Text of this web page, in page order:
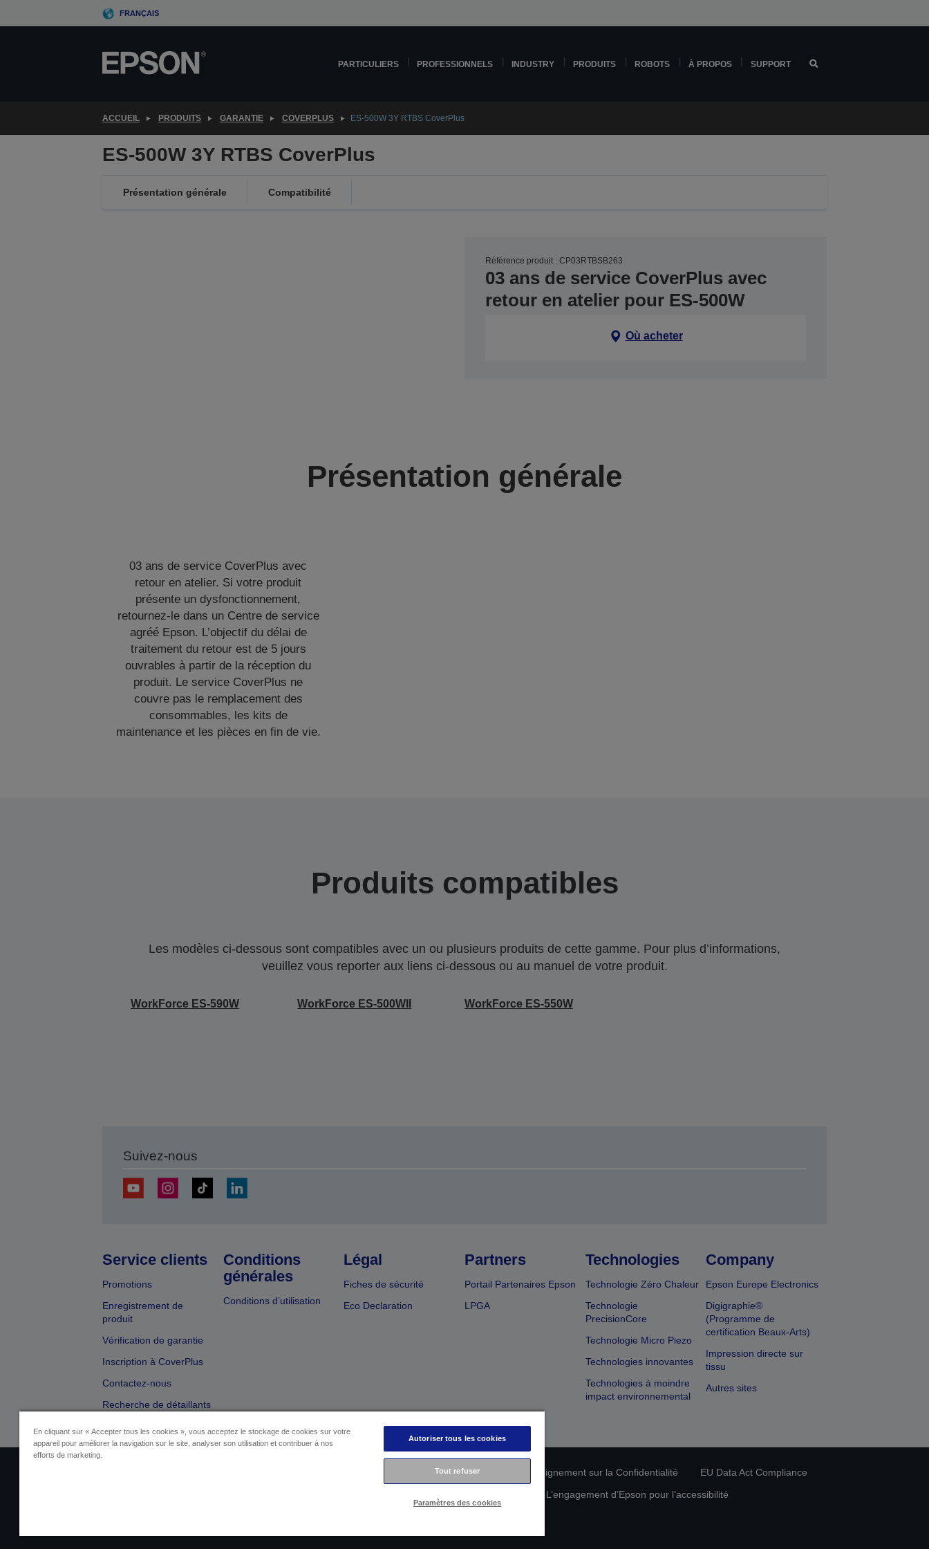
to
FRANÇAIS
PARTICULIERS PROFESSIONNELS INDUSTRY PRODUITS ROBOTS À PROPOS SUPPORT
ACCUEIL PRODUITS GARANTIE COVERPLUS ES-500W 3Y RTBS CoverPlus
ES-500W 3Y RTBS CoverPlus
Présentation générale Compatibilité
Référence produit : CP03RTBSB263
03 ans de service CoverPlus avec
retour en atelier pour ES-500W
Où acheter
Présentation générale
03 ans de service CoverPlus avec
retour en atelier. Si votre produit
présente un dysfonctionnement,
retournez-le dans un Centre de service
agréé Epson. L’objectif du délai de
traitement du retour est de 5 jours
ouvrables à partir de la réception du
produit. Le service CoverPlus ne
couvre pas le remplacement des
consommables, les kits de
maintenance et les pièces en fin de vie.
Produits compatibles
Les modèles ci-dessous sont compatibles avec un ou plusieurs produits de cette gamme. Pour plus d’informations,
veuillez vous reporter aux liens ci-dessous ou au manuel de votre produit.
WorkForce ES-590W WorkForce ES-500WII WorkForce ES-550W
Suivez-nous
Service clients
Promotions
Enregistrement de
produit
Vérification de garantie
Inscription à CoverPlus
Contactez-nous
Recherche de détaillants
Conditions
générales
Conditions d’utilisation
Légal
Fiches de sécurité
Eco Declaration
Partners
Portail Partenaires Epson
LPGA
Technologies
Technologie Zéro Chaleur
Technologie
PrecisionCore
Technologie Micro Piezo
Technologies innovantes
Technologies à moindre
impact environnemental
Company
Epson Europe Electronics
Digigraphie®
(Programme de
certification Beaux-Arts)
Impression directe sur
tissu
Autres sites
Déclaration de Renseignement sur la Confidentialité
EU Data Act Compliance
L’engagement d’Epson pour l’accessibilité
En cliquant sur « Accepter tous les cookies », vous acceptez le stockage de cookies sur votre
appareil pour améliorer la navigation sur le site, analyser son utilisation et contribuer à nos
efforts de marketing.
Autoriser tous les cookies
Tout refuser
Paramètres des cookies